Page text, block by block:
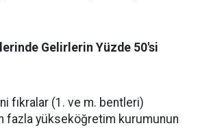
Gelirlerin Yüzde 50'si
fıkralar (1. ve m. bentleri)
fazla yükseköğretim kurumunun